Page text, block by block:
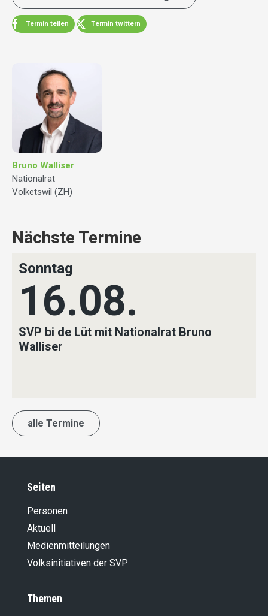
Termin teilen Termin twittern
Bruno Walliser
Nationalrat
Volketswil (ZH)
Nächste Termine
Sonntag
16.08.
SVP bi de Lüt mit Nationalrat Bruno
Walliser
alle Termine
Seiten
Personen
Aktuell
Medienmitteilungen
Volksinitiativen der SVP
Themen